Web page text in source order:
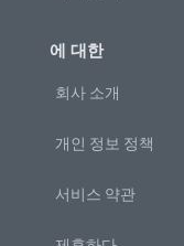
에 대한
회사 소개
개인 정보 정책
서비스 약관